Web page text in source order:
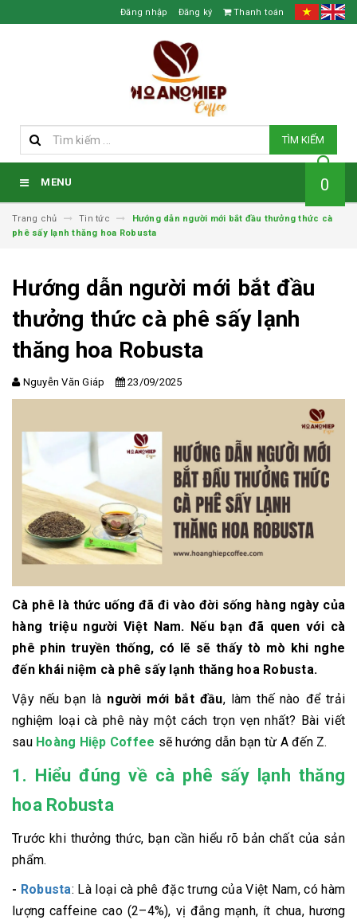
Đăng nhập Đăng ký Thanh toán
TÌM KIẾM
MENU 0
Trang chủ Tin tức
Hướng dẫn người mới bắt đầu thưởng thức cà
phê sấy lạnh thăng hoa Robusta
Hướng dẫn người mới bắt đầu
thưởng thức cà phê sấy lạnh
thăng hoa Robusta
Nguyễn Văn Giáp 23/09/2025
Cà phê là thức uống đã đi vào đời sống hàng ngày của
hàng triệu người Việt Nam. Nếu bạn đã quen với cà
phê phin truyền thống, có lẽ sẽ thấy tò mò khi nghe
đến khái niệm cà phê sấy lạnh thăng hoa Robusta.
Vậy nếu bạn là người mới bắt đầu, làm thế nào để trải
nghiệm loại cà phê này một cách trọn vẹn nhất? Bài viết
sau Hoàng Hiệp Coffee sẽ hướng dẫn bạn từ A đến Z.
1. Hiểu đúng về cà phê sấy lạnh thăng
hoa Robusta
Trước khi thưởng thức, bạn cần hiểu rõ bản chất của sản
phẩm.
- Robusta: Là loại cà phê đặc trưng của Việt Nam, có hàm
lượng caffeine cao (2–4%), vị đắng mạnh, ít chua, hương